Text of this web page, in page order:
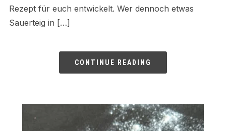
Rezept für euch entwickelt. Wer dennoch etwas
Sauerteig in […]
CONTINUE READING